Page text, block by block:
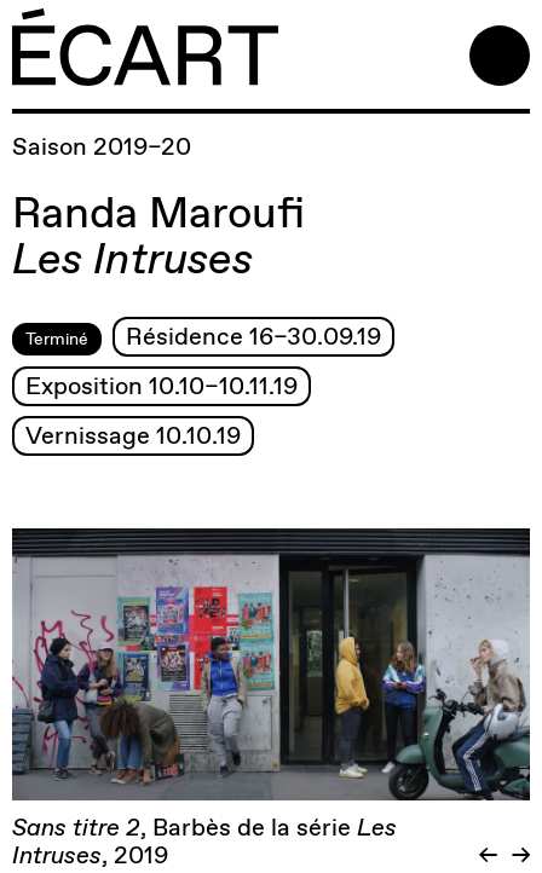
Saison 2019–20
Randa Maroufi
Les Intruses
Terminé
Résidence 16–30.09.19
Exposition 10.10–10.11.19
Vernissage 10.10.19
Sans titre 2, Barbès de la série Les
Intruses, 2019